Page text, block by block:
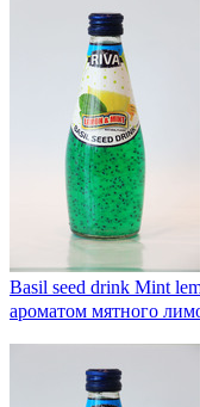
Basil seed drink Mint
ароматом мятного